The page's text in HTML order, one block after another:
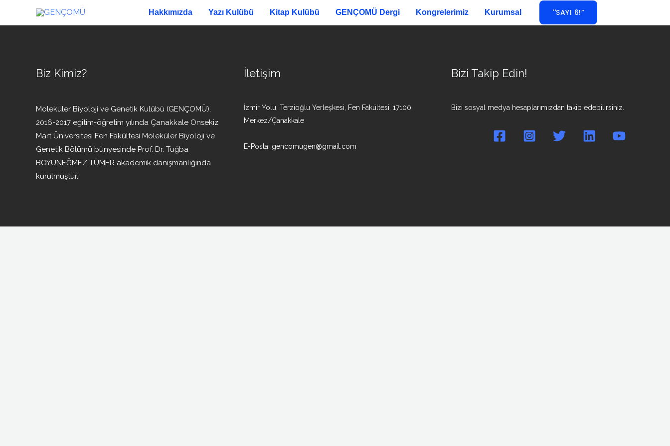
Hakkımızda Yazı Kulübü Kitap Kulübü GENÇOMÜ Dergi Kongrelerimiz Kurumsal ''SAYI 6!”
Biz Kimiz?
Moleküler Biyoloji ve Genetik Kulübü (GENÇOMÜ),
2016-2017 eğitim-öğretim yılında Çanakkale Onsekiz
Mart Üniversitesi Fen Fakültesi Moleküler Biyoloji ve
Genetik Bölümü bünyesinde Prof. Dr. Tuğba
BOYUNEĞMEZ TÜMER akademik danışmanlığında
kurulmuştur.
İletişim
İzmir Yolu, Terzioğlu Yerleşkesi, Fen Fakültesi, 17100,
Merkez/Çanakkale
E-Posta: gencomugen@gmail.com
Bizi Takip Edin!
Bizi sosyal medya hesaplarımızdan takip edebilirsiniz.